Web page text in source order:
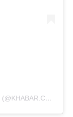
A POST SHARED BY KHABAR GUJARAT (@KHABAR.COMMUNICATION)